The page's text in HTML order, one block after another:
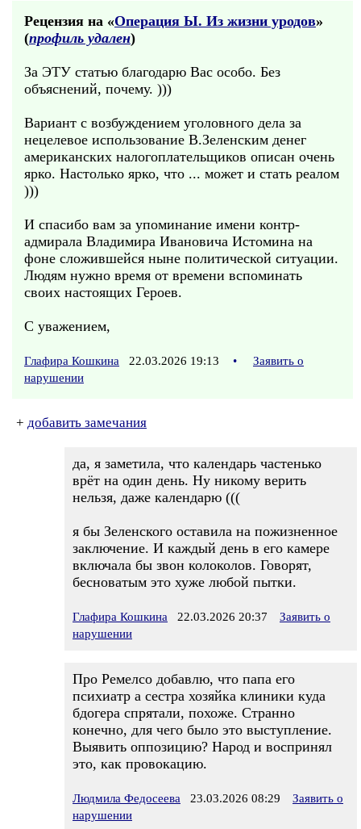
Рецензия на «Операция Ы. Из жизни уродов»
(профиль удален)
За ЭТУ статью благодарю Вас особо. Без
объяснений, почему. )))
Вариант с возбуждением уголовного дела за
нецелевое использование В.Зеленским денег
американских налогоплательщиков описан очень
ярко. Настолько ярко, что ... может и стать реалом
)))
И спасибо вам за упоминание имени контр-
адмирала Владимира Ивановича Истомина на
фоне сложившейся ныне политической ситуации.
Людям нужно время от времени вспоминать
своих настоящих Героев.
С уважением,
Глафира Кошкина 22.03.2026 19:13 •
Заявить о
нарушении
+ добавить замечания
да, я заметила, что календарь частенько
врёт на один день. Ну никому верить
нельзя, даже календарю (((
я бы Зеленского оставила на пожизненное
заключение. И каждый день в его камере
включала бы звон колоколов. Говорят,
бесноватым это хуже любой пытки.
Глафира Кошкина 22.03.2026 20:37
Заявить о
нарушении
Про Ремелсо добавлю, что папа его
психиатр а сестра хозяйка клиники куда
бдогера спрятали, похоже. Странно
конечно, для чего было это выступление.
Выявить оппозицию? Народ и воспринял
это, как провокацию.
Людмила Федосеева 23.03.2026 08:29
Заявить о
нарушении